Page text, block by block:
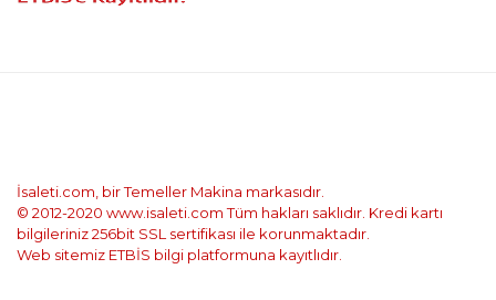
İsaleti.com, bir Temeller Makina markasıdır.
© 2012-2020 www.isaleti.com Tüm hakları saklıdır. Kredi kartı
bilgileriniz 256bit SSL sertifikası ile korunmaktadır.
Web sitemiz ETBİS bilgi platformuna kayıtlıdır.